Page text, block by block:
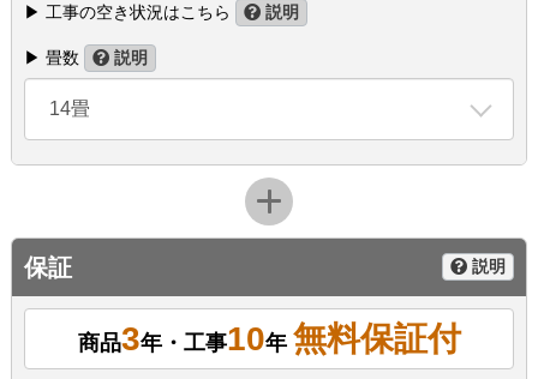
▶ 工事の空き状況はこちら
説明
▶ 畳数 説明
14畳
保証 説明
商品3年・工事10年 無料保証付